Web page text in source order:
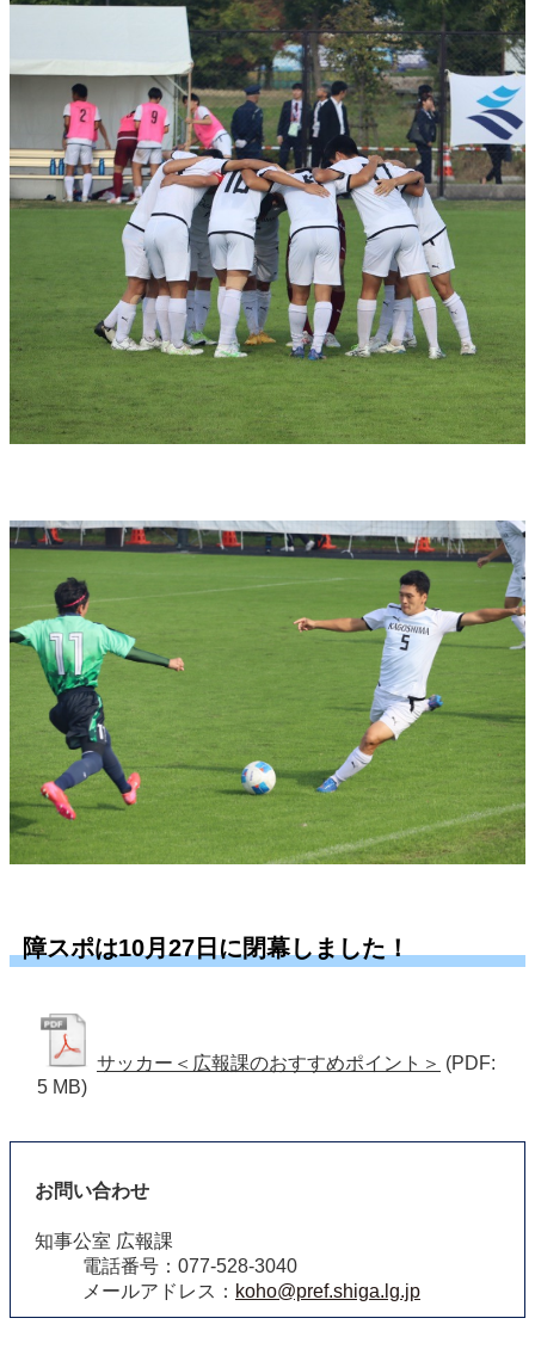
障スポは10月27日に閉幕しました！
サッカー＜広報課のおすすめポイント＞ (PDF:
5 MB)
お問い合わせ
知事公室 広報課
電話番号：077-528-3040
メールアドレス： koho@pref.shiga.lg.jp